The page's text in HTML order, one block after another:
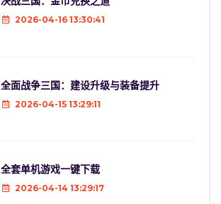
2026-04-16 13:30:41
全面战争三国：建设升级与装备提升
2026-04-15 13:29:11
全套单机游戏一键下载
2026-04-14 13:29:17